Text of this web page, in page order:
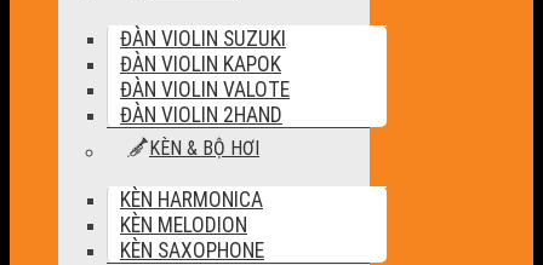
ĐÀN VIOLIN SUZUKI
ĐÀN VIOLIN KAPOK
ĐÀN VIOLIN VALOTE
ĐÀN VIOLIN 2HAND
KÈN & BỘ HƠI
KÈN HARMONICA
KÈN MELODION
KÈN SAXOPHONE